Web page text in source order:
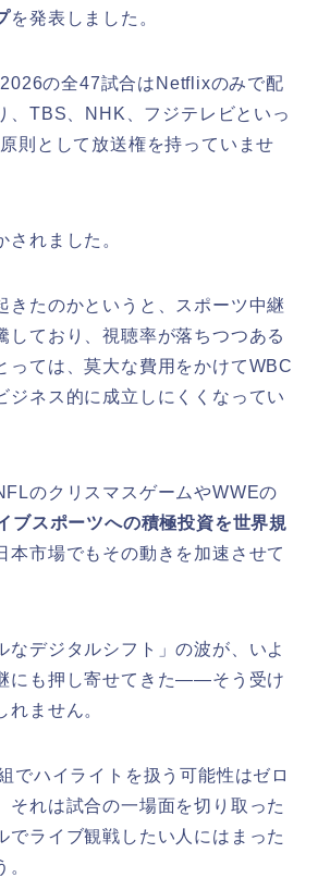
を発表しました。
の全47試合はNetflixのみで配
、TBS、NHK、フジテレビといっ
則として放送権を持っていませ
されました。
きたのかというと、スポーツ中継
しており、視聴率が落ちつつある
っては、莫大な費用をかけてWBC
ジネス的に成立しにくくなってい
のクリスマスゲームやWWEの
ブスポーツへの積極投資を世界規
本市場でもその動きを加速させて
なデジタルシフト」の波が、いよ
にも押し寄せてきた——そう受け
れません。
でハイライトを扱う可能性はゼロ
それは試合の一場面を切り取った
でライブ観戦したい人にはまった
。